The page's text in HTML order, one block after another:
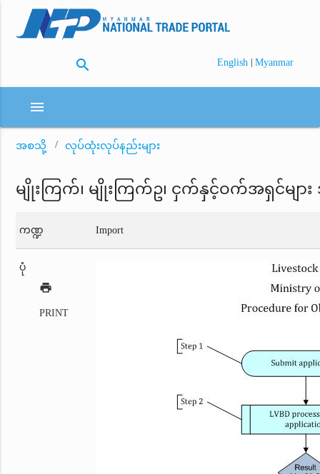
search English | Myanmar
menu
အစသို့ လုပ်ထုံးလုပ်နည်းများ
မျိုးကြက်၊ မျိုးကြက်ဥ၊ ငှက်နှင့်ဝက်အရှင်မ
ကဏ္ဍ Import
ပုံ
print
PRINT